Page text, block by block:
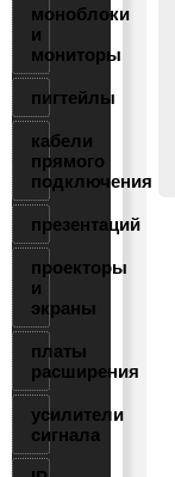
моноблоки
и
мониторы
пигтейлы
кабели
прямого
подключения
презентаций
проекторы
и
экраны
платы
расширения
усилители
сигнала